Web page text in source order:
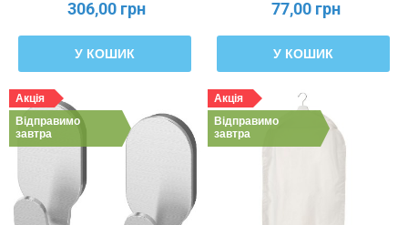
306,00 грн
У КОШИК
77,00 грн
У КОШИК
Акція
Відправимо
завтра
Акція
Відправимо
завтра